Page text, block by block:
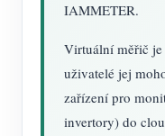
IAMMETER.
Virtuální měřič je
uživatelé jej
zařízení pro
invertory) do